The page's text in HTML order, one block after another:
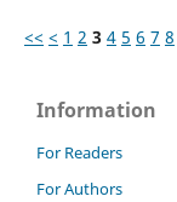
<< < 1 2 3 4 5 6 7 8
Information
For Readers
For Authors